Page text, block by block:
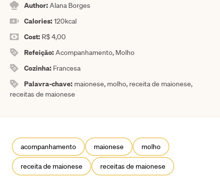
Author:Alana Borges
Calories:120kcal
Cost: R$ 4,00
Refeição:Acompanhamento, Molho
Cozinha: Francesa
Palavra-chave: maionese, molho, receita de maionese,
receitas de maionese
acompanhamento maionese molho
receita de maionese receitas de maionese